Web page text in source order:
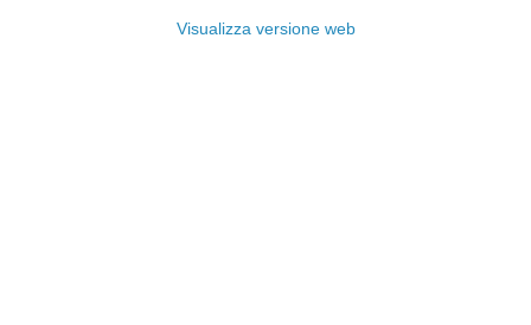
Visualizza versione web